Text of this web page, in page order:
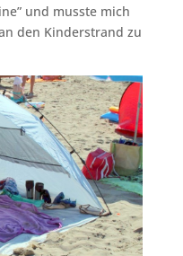
und musste mich
den Kinderstrand zu